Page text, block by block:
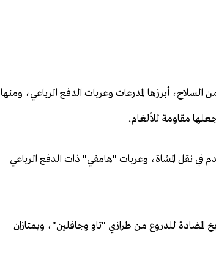
أبرزها المدرعات وعربات الدفع الرباعي، ومنها
مقاومة للألغام.
في نقل المشاة، وعربات "هامفي" ذات الدفع الرباعي
للدروع من طرازي "تاو وجافلين"، ويمتازان